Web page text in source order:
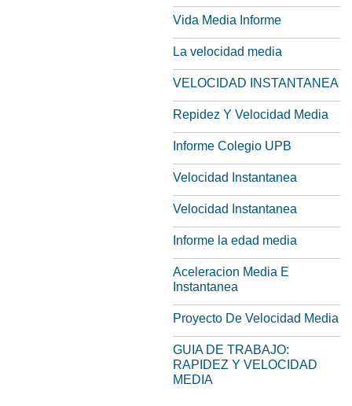
Vida Media Informe
La velocidad media
VELOCIDAD INSTANTANEA
Repidez Y Velocidad Media
Informe Colegio UPB
Velocidad Instantanea
Velocidad Instantanea
Informe la edad media
Aceleracion Media E
Instantanea
Proyecto De Velocidad Media
GUIA DE TRABAJO:
RAPIDEZ Y VELOCIDAD
MEDIA